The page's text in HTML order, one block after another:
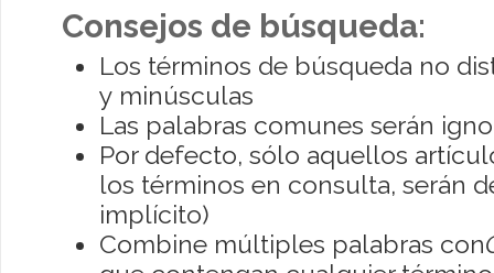
Consejos de búsqueda:
Los términos de búsqueda no
y minúsculas
Las palabras comunes serán
Por defecto, sólo aquellos
los términos en consulta, serán
implícito)
Combine múltiples palabras con